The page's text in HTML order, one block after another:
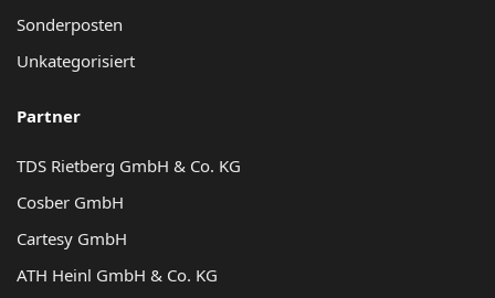
Sonderposten
Unkategorisiert
Partner
TDS Rietberg GmbH & Co. KG
Cosber GmbH
Cartesy GmbH
ATH Heinl GmbH & Co. KG